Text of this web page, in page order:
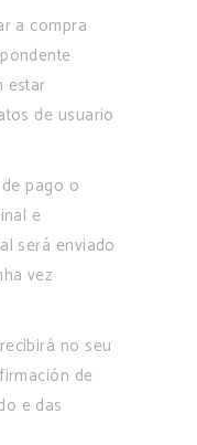
a compra
estar
de usuario
pago o
e
será enviado
vez
no seu
de
e das